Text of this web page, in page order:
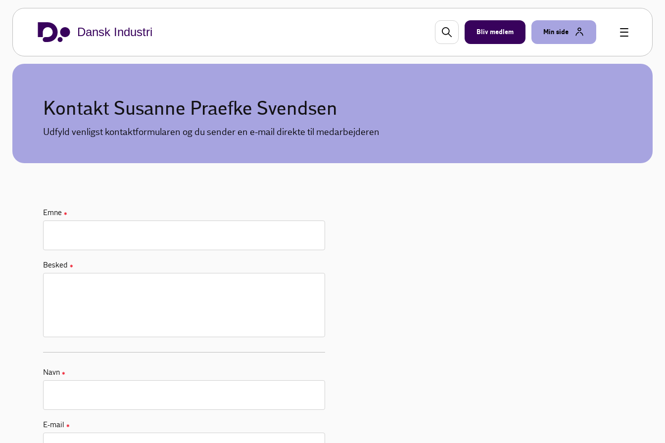
Dansk Industri Bliv medlem Min side
Kontakt Susanne Praefke Svendsen
Udfyld venligst kontaktformularen og du sender en e-mail direkte til medarbejderen
Emne ✱
Besked ✱
Navn ✱
E-mail ✱